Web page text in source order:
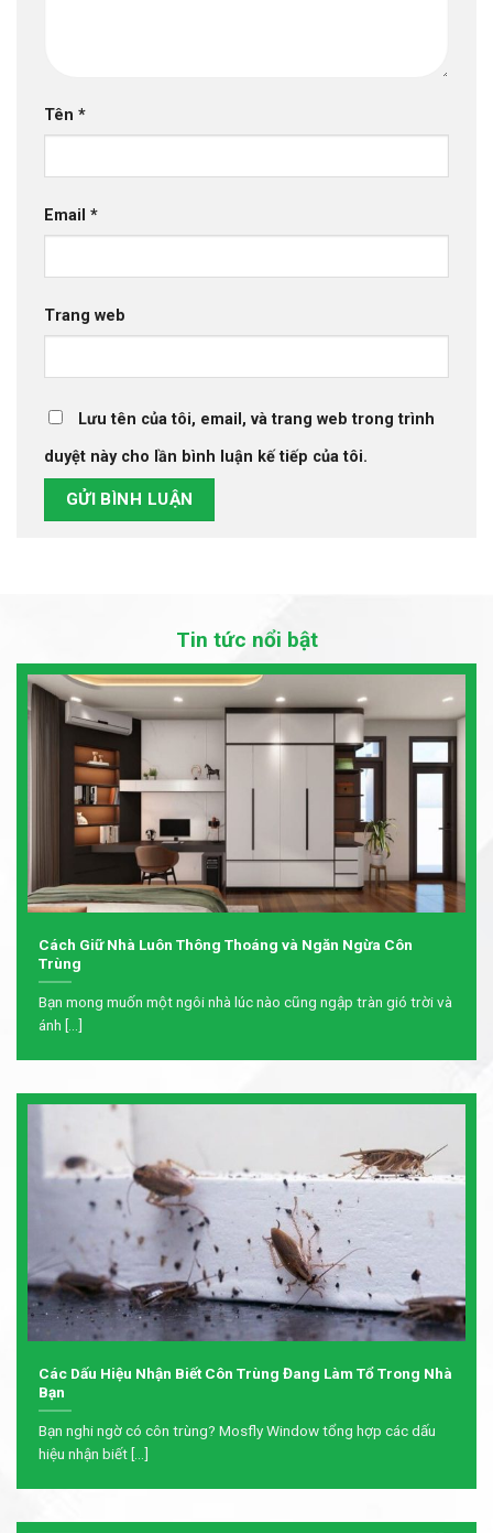
Tên *
Email *
Trang web
Lưu tên của tôi, email, và trang web trong trình
duyệt này cho lần bình luận kế tiếp của tôi.
Tin tức nổi bật
Cách Giữ Nhà Luôn Thông Thoáng và Ngăn Ngừa Côn
Trùng
Bạn mong muốn một ngôi nhà lúc nào cũng ngập tràn gió trời và
ánh [...]
Các Dấu Hiệu Nhận Biết Côn Trùng Đang Làm Tổ Trong Nhà
Bạn
Bạn nghi ngờ có côn trùng? Mosfly Window tổng hợp các dấu
hiệu nhận biết [...]